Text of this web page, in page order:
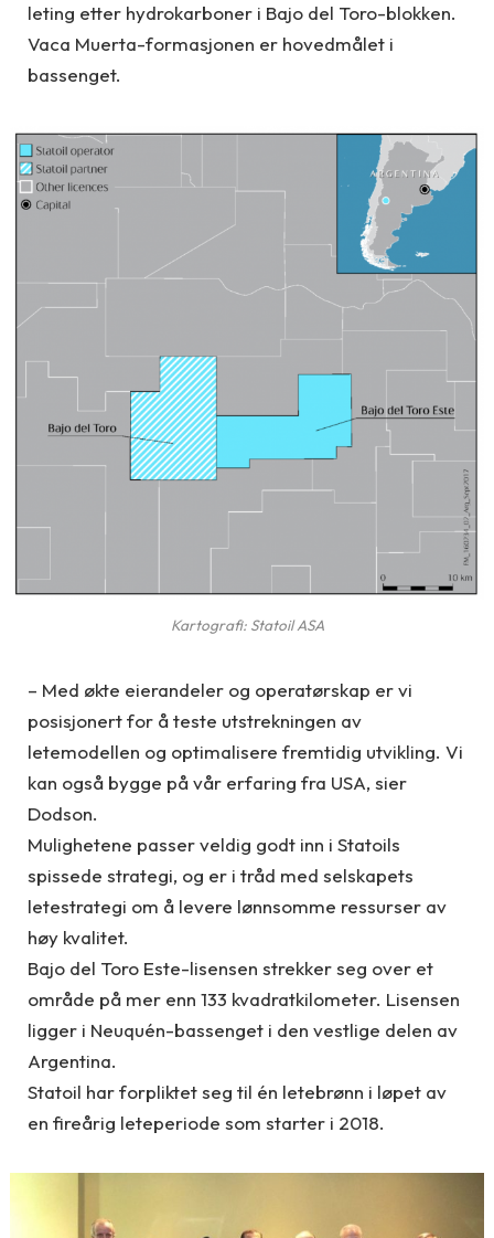
leting etter hydrokarboner i Bajo del Toro-blokken.
Vaca Muerta-formasjonen er hovedmålet i
bassenget.
Kartografi: Statoil ASA
– Med økte eierandeler og operatørskap er vi
posisjonert for å teste utstrekningen av
letemodellen og optimalisere fremtidig utvikling. Vi
kan også bygge på vår erfaring fra USA, sier
Dodson.
Mulighetene passer veldig godt inn i Statoils
spissede strategi, og er i tråd med selskapets
letestrategi om å levere lønnsomme ressurser av
høy kvalitet.
Bajo del Toro Este-lisensen strekker seg over et
område på mer enn 133 kvadratkilometer. Lisensen
ligger i Neuquén-bassenget i den vestlige delen av
Argentina.
Statoil har forpliktet seg til én letebrønn i løpet av
en fireårig leteperiode som starter i 2018.